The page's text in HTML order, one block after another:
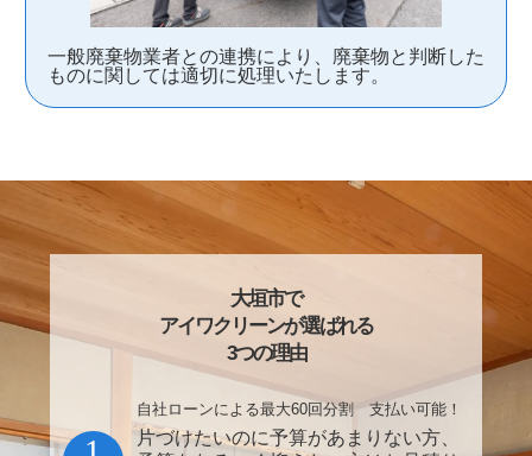
一般廃棄物業者との連携により、廃棄物と判断した
ものに関しては適切に処理いたします。
大垣市で
アイワクリーンが選ばれる
3つの理由
自社ローンによる最大60回分割 支払い可能！
片づけたいのに予算があまりない方、